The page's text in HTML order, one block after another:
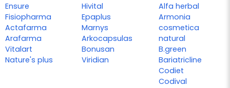
Ensure
Fisiopharma
Actafarma
Arafarma
Vitalart
Nature's plus
Hivital
Epaplus
Marnys
Arkocapsulas
Bonusan
Viridian
Alfa herbal
Armonia
cosmetica
natural
B.green
Bariatricline
Codiet
Codival